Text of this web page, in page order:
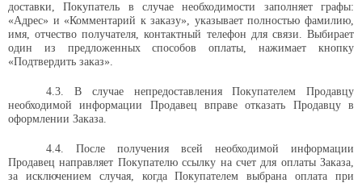
доставки, Покупатель в случае необходимости заполняет графы:
«Адрес» и «Комментарий к заказу», указывает полностью фамилию,
имя, отчество получателя, контактный телефон для связи. Выбирает
один из предложенных способов оплаты, нажимает кнопку
«Подтвердить заказ».
4.3. В случае непредоставления Покупателем Продавцу
необходимой информации Продавец вправе отказать Продавцу в
оформлении Заказа.
4.4. После получения всей необходимой информации
Продавец направляет Покупателю ссылку на счет для оплаты Заказа,
за исключением случая, когда Покупателем выбрана оплата при